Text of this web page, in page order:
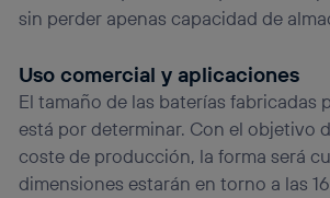
sin perder apenas capacidad de
Uso comercial y aplicaciones
El tamaño de las baterías fabricadas
está por determinar. Con el objetivo
coste de producción, la forma será
dimensiones estarán en torno a las